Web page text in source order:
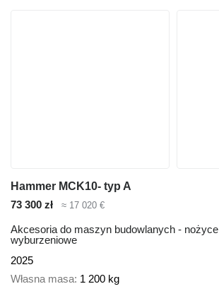
Hammer MCK10- typ A
73 300 zł
≈ 17 020 €
Akcesoria do maszyn budowlanych - nożyce
wyburzeniowe
2025
Własna masa 1 200 kg